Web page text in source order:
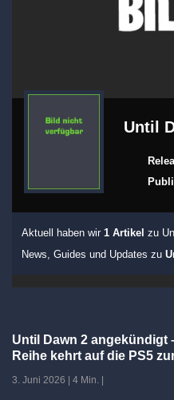
Until
Aktuell haben wir 1 Artikel zu
News, Guides und Updates zu
Until Dawn 2 angekündigt
Reihe kehrt auf die PS5
3. Juni 2026 4 Min.